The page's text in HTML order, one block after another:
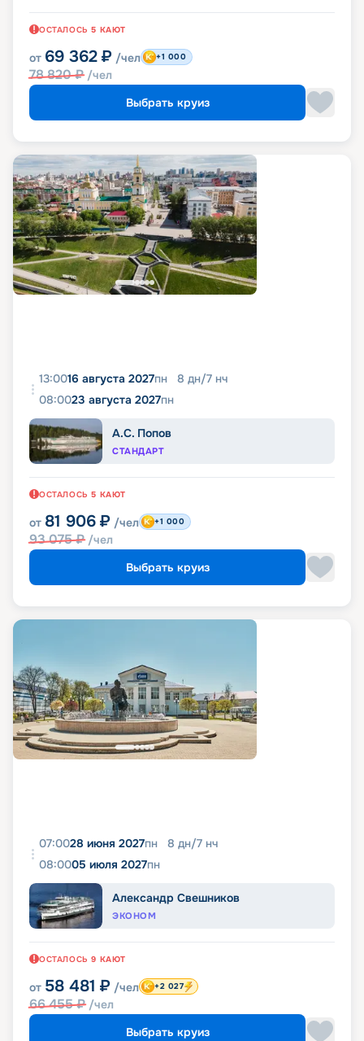
ОСТАЛОСЬ 5 КАЮТ
от 69 362 ₽ /чел
78 820₽ /чел
+1 000
Выбрать круиз
13:0016 августа 2027пн 8 дн/7 нч
08:0023 августа 2027пн
А.С. Попов
СТАНДАРТ
ОСТАЛОСЬ 5 КАЮТ
от 81 906 ₽ /чел
93 075₽ /чел
+1 000
Выбрать круиз
07:0028 июня 2027пн 8 дн/7 нч
08:0005 июля 2027пн
Александр Свешников
ЭКОНОМ
ОСТАЛОСЬ 9 КАЮТ
от 58 481 ₽ /чел
66 455₽ /чел
+2 027
Выбрать круиз